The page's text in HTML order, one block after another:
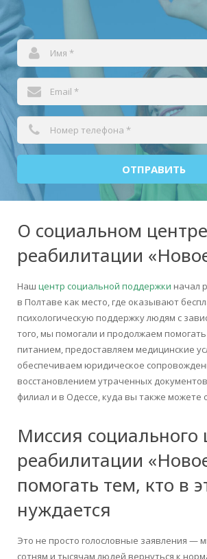
ОТПРАВИТЬ
О социальном центре
реабилитации
Наш центр социальной поддержки начал
в Полтаве как место, где оказывают
психологическую поддержку людям с
того, мы помогали и продолжаем
питанием, предоставляем медицинские
обеспечиваем юридическое
восстановлением утраченных
филиал и в Одессе, куда вы также можете
Миссия социального
реабилитации
помогать тем, кто в
нуждается
Это не просто голословные заявления —
сотням и тысячам людей вернуться к